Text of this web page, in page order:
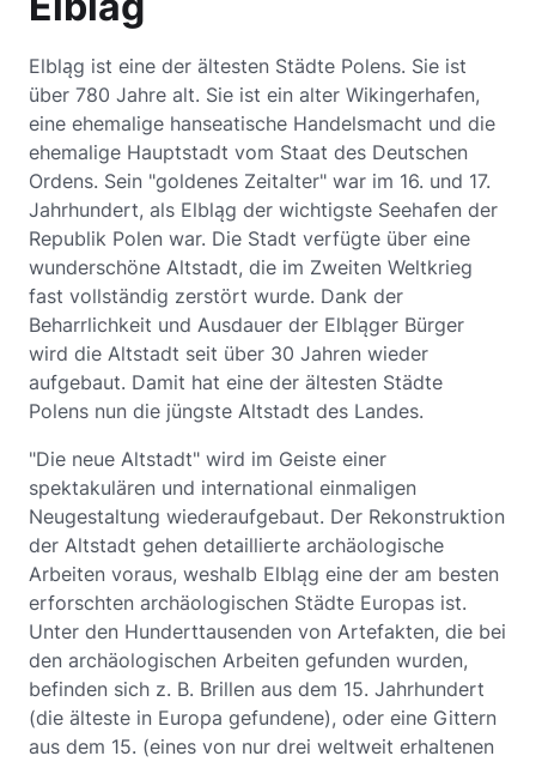
Elbląg ist eine der ältesten Städte Polens. Sie ist
über 780 Jahre alt. Sie ist ein alter Wikingerhafen,
eine ehemalige hanseatische Handelsmacht und die
ehemalige Hauptstadt vom Staat des Deutschen
Ordens. Sein "goldenes Zeitalter" war im 16. und 17.
Jahrhundert, als Elbląg der wichtigste Seehafen der
Republik Polen war. Die Stadt verfügte über eine
wunderschöne Altstadt, die im Zweiten Weltkrieg
fast vollständig zerstört wurde. Dank der
Beharrlichkeit und Ausdauer der Elbląger Bürger
wird die Altstadt seit über 30 Jahren wieder
aufgebaut. Damit hat eine der ältesten Städte
Polens nun die jüngste Altstadt des Landes.
"Die neue Altstadt" wird im Geiste einer
spektakulären und international einmaligen
Neugestaltung wiederaufgebaut. Der Rekonstruktion
der Altstadt gehen detaillierte archäologische
Arbeiten voraus, weshalb Elbląg eine der am besten
erforschten archäologischen Städte Europas ist.
Unter den Hunderttausenden von Artefakten, die bei
den archäologischen Arbeiten gefunden wurden,
befinden sich z. B. Brillen aus dem 15. Jahrhundert
(die älteste in Europa gefundene), oder eine Gittern
aus dem 15. (eines von nur drei weltweit erhaltenen